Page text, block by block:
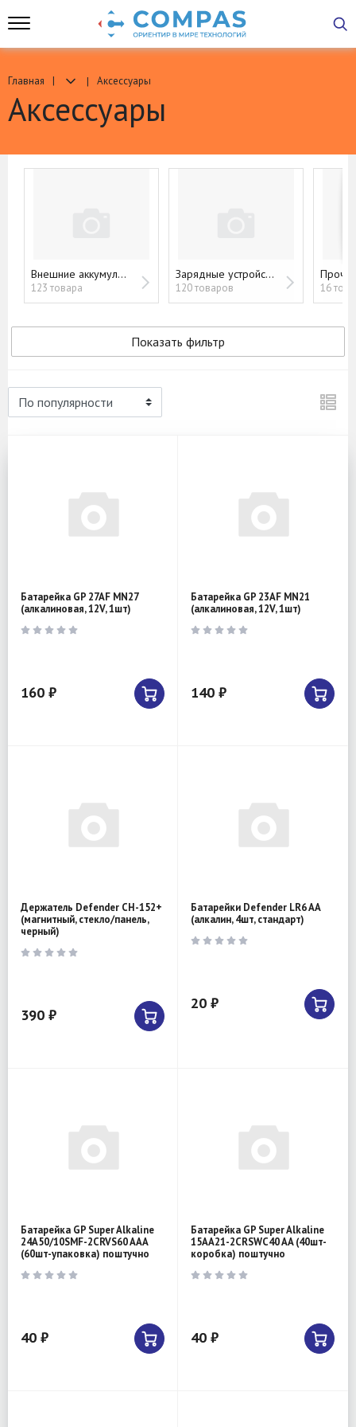
Главная Аксессуары
Аксессуары
Внешние аккумуляторы (Powerbank)
123 товара
Зарядные устройства и кабели
120 товаров 16
Показать фильтр
Батарейка GP 27AF MN27
(алкалиновая, 12V, 1шт)
160 ₽
Батарейка GP 23AF MN21
(алкалиновая, 12V, 1шт)
140 ₽
Держатель Defender CH-152+
(магнитный, стекло/панель,
черный)
390 ₽
Батарейки Defender LR6 AA
(алкалин, 4шт, стандарт)
20 ₽
Батарейка GP Super Alkaline
24A50/10SMF-2CRVS60 AAA
(60шт-упаковка) поштучно
40 ₽
Батарейка GP Super Alkaline
15AA21-2CRSWC40 AA (40шт-
коробка) поштучно
40 ₽